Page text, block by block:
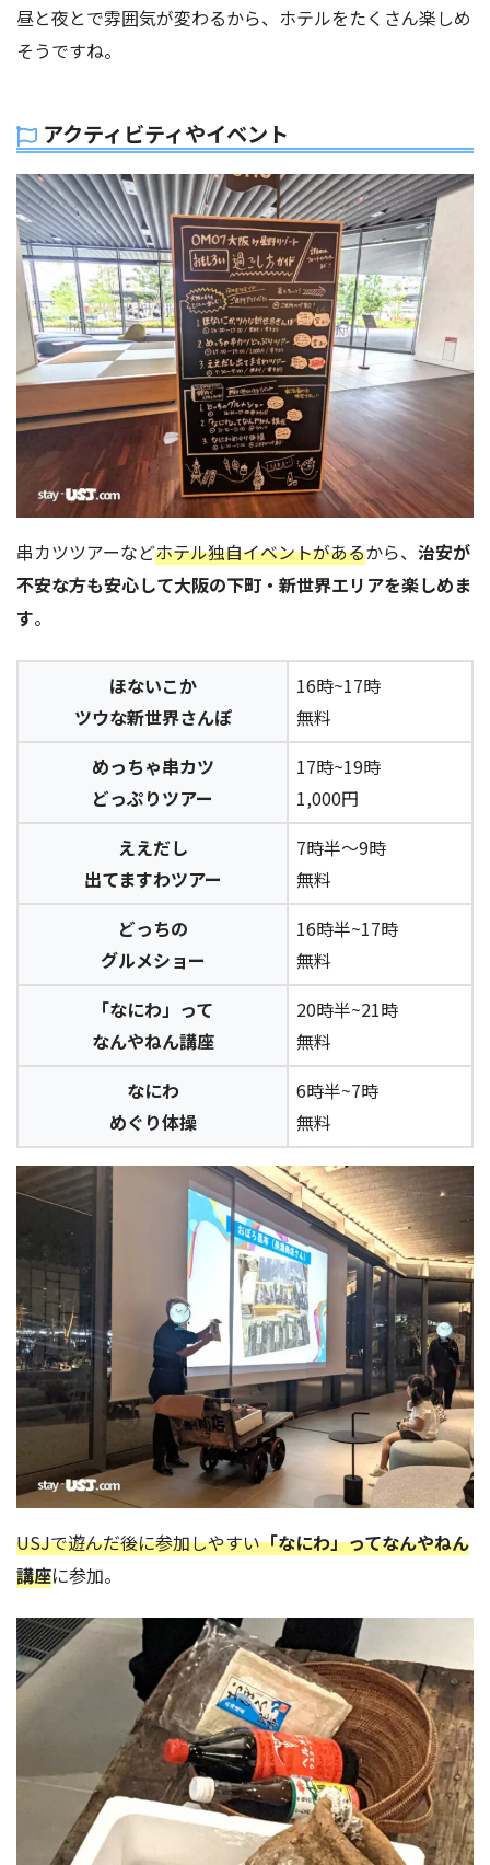
昼と夜とで雰囲気が変わるから、ホテルをたくさん楽しめ
そうですね。
アクティビティやイベント
串カツツアーなどホテル独自イベントがあるから、 治安が
不安な方も安心して大阪の下町・新世界エリアを楽しめま
す。
ほないこか
ツウな新世界さんぽ
16時~17時
無料
めっちゃ串カツ
どっぷりツアー
17時~19時
1,000円
ええだし
出てますわツアー
7時半～9時
無料
どっちの
グルメショー
16時半~17時
無料
「なにわ」って
なんやねん講座
20時半~21時
無料
なにわ
めぐり体操
6時半~7時
無料
USJで遊んだ後に参加しやすい「なにわ」ってなんやねん
講座に参加。